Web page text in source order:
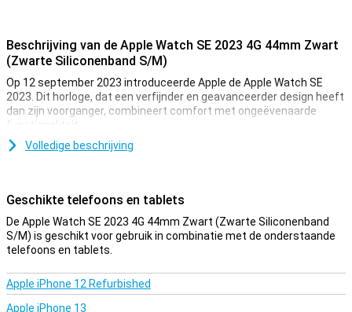
Beschrijving van de Apple Watch SE 2023 4G 44mm Zwart
(Zwarte Siliconenband S/M)
Op 12 september 2023 introduceerde Apple de Apple Watch SE
2023. Dit horloge, dat een verfijnder en geavanceerder design heeft
dan zijn voorganger, combineert comfort met ongeëvenaarde
functionaliteit.
Met dit slimme horloge lees je de tijd en je berichten van een mooi
horloge je vertelt op welke momenten in de nacht je het diepst
slaapt. Plan je wekker handig in op de momenten wanneer je licht
slaapt, zodat je nog beter ontwaakt.
hartslagmeting
Dankzij de continue hartslagmeting bij dit horloge houd je dagelijks
Volledige beschrijving
Geschikte telefoons en tablets
De Apple Watch SE 2023 4G 44mm Zwart (Zwarte Siliconenband
S/M) is geschikt voor gebruik in combinatie met de onderstaande
telefoons en tablets.
Apple iPhone 12 Refurbished
Apple iPhone 13